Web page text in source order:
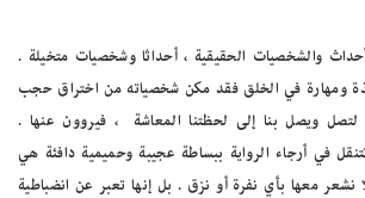
والشخصيات الحقيقية ، أحداثا وشخصيات متخيلة .
ومهارة في الخلق فقد مكن شخصياته من اختراق حجب
لتصل ويصل بنا إلى لحظتنا المعاشة ، فيروون عنها .
في أرجاء الرواية ببساطة عجيبة وحميمية دافئة هي
نشعر معها بأي نفرة أو نزق . بل إنها تعبر عن انضباطية